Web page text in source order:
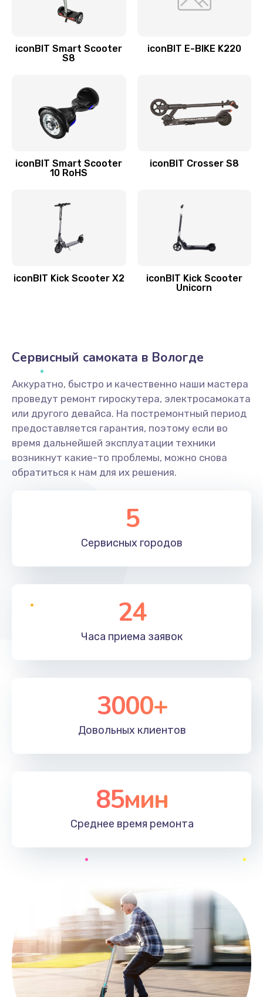
iconBIT Smart Scooter
S8
iconBIT E-BIKE K220
iconBIT Smart Scooter
10 RoHS
iconBIT Crosser S8
iconBIT Kick Scooter X2
iconBIT Kick Scooter
Unicorn
Сервисный самоката в Вологде
Аккуратно, быстро и качественно наши мастера
проведут ремонт гироскутера, электросамоката
или другого девайса. На постремонтный период
предоставляется гарантия, поэтому если во
время дальнейшей эксплуатации техники
возникнут какие-то проблемы, можно снова
обратиться к нам для их решения.
5
Сервисных городов
24
Часа приема заявок
3000+
Довольных клиентов
85мин
Среднее время ремонта